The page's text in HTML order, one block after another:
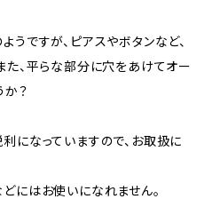
うですが、ピアスやボタンなど、
た、平らな部分に穴をあけてオー
か？
になっていますので、お取扱に
にはお使いになれません。